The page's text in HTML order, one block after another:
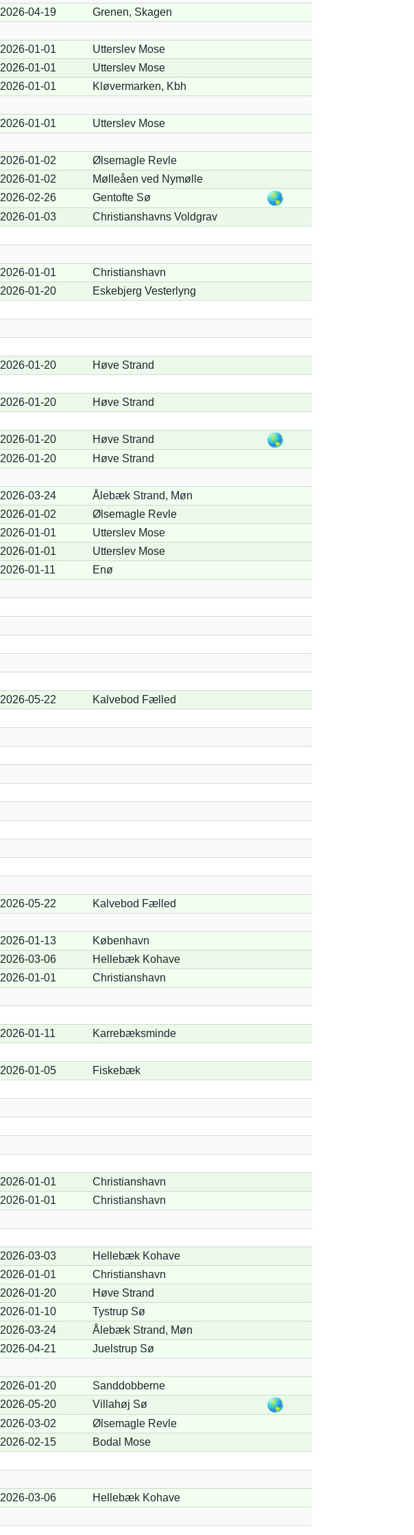
2026-04-19
Grenen, Skagen
2026-01-01
Utterslev Mose
2026-01-01
Utterslev Mose
2026-01-01
Kløvermarken, Kbh
2026-01-01
Utterslev Mose
2026-01-02
Ølsemagle Revle
2026-01-02
Mølleåen ved Nymølle
2026-02-26
Gentofte Sø
2026-01-03
Christianshavns Voldgrav
2026-01-01
Christianshavn
2026-01-20
Eskebjerg Vesterlyng
2026-01-20
Høve Strand
2026-01-20
Høve Strand
2026-01-20
Høve Strand
2026-01-20
Høve Strand
2026-03-24
Ålebæk Strand, Møn
2026-01-02
Ølsemagle Revle
2026-01-01
Utterslev Mose
2026-01-01
Utterslev Mose
2026-01-11
Enø
2026-05-22
Kalvebod Fælled
2026-05-22
Kalvebod Fælled
2026-01-13
København
2026-03-06
Hellebæk Kohave
2026-01-01
Christianshavn
2026-01-11
Karrebæksminde
2026-01-05
Fiskebæk
2026-01-01
Christianshavn
2026-01-01
Christianshavn
2026-03-03
Hellebæk Kohave
2026-01-01
Christianshavn
2026-01-20
Høve Strand
2026-01-10
Tystrup Sø
2026-03-24
Ålebæk Strand, Møn
2026-04-21
Juelstrup Sø
2026-01-20
Sanddobberne
2026-05-20
Villahøj Sø
2026-03-02
Ølsemagle Revle
2026-02-15
Bodal Mose
2026-03-06
Hellebæk Kohave